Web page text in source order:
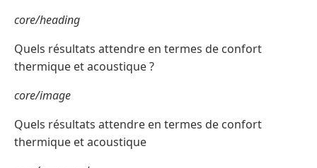
core/heading
Quels résultats attendre en termes de confort
thermique et acoustique ?
core/image
Quels résultats attendre en termes de confort
thermique et acoustique